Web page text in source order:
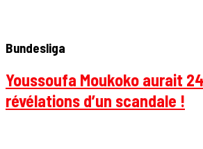
Bundesliga
Youssoufa Moukoko aurait
révélations d’un scandale !